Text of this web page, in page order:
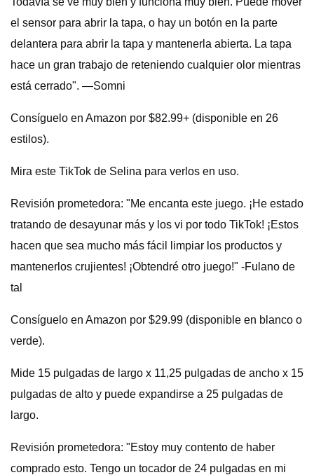
el sensor para abrir la tapa, o hay un botón en la parte
delantera para abrir la tapa y mantenerla abierta. La tapa
hace un gran trabajo de reteniendo cualquier olor mientras
está cerrado". —Somni
Consíguelo en Amazon por $82.99+ (disponible en 26
estilos).
Mira este TikTok de Selina para verlos en uso.
Revisión prometedora: "Me encanta este juego. ¡He estado
tratando de desayunar más y los vi por todo TikTok! ¡Estos
hacen que sea mucho más fácil limpiar los productos y
mantenerlos crujientes! ¡Obtendré otro juego!" -Fulano de
tal
Consíguelo en Amazon por $29.99 (disponible en blanco o
verde).
Mide 15 pulgadas de largo x 11,25 pulgadas de ancho x 15
pulgadas de alto y puede expandirse a 25 pulgadas de
largo.
Revisión prometedora: "Estoy muy contento de haber
comprado esto. Tengo un tocador de 24 pulgadas en mi